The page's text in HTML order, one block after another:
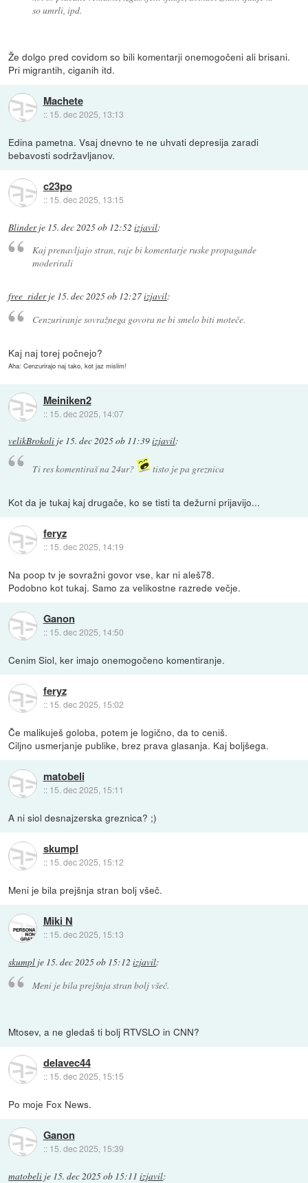
so umrli, ipd.
Že dolgo pred covidom so bili komentarji onemogočeni ali brisani.
Pri migrantih, ciganih itd.
Machete
:: 15. dec 2025, 13:13
Edina pametna. Vsaj dnevno te ne uhvati depresija zaradi
bebavosti sodržavljanov.
c23po
:: 15. dec 2025, 13:15
Blinderje 15. dec 2025 ob 12:52 izjavil:
Kaj prenavljajo stran, raje bi komentarje ruske propagande
moderirali
free_riderje 15. dec 2025 ob 12:27izjavil:
Cenzuriranje sovražnega govora ne bi smelo biti moteče.
Kaj naj torej počnejo?
Aha: Cenzurirajo naj tako, kot jaz mislim!
Meiniken2
:: 15. dec 2025, 14:07
velikBrokoli je 15. dec 2025 ob 11:39izjavil:
Ti res komentiraš na 24ur? tisto je pa greznica
Kot da je tukaj kaj drugače, ko se tisti ta dežurni prijavijo...
feryz
:: 15. dec 2025, 14:19
Na poop tv je sovražni govor vse, kar ni aleš78.
Podobno kot tukaj. Samo za velikostne razrede večje.
Ganon
:: 15. dec 2025, 14:50
Cenim Siol, ker imajo onemogočeno komentiranje.
feryz
:: 15. dec 2025, 15:02
Če malikuješ goloba, potem je logično, da to ceniš.
Ciljno usmerjanje publike, brez prava glasanja. Kaj boljšega.
matobeli
:: 15. dec 2025, 15:11
A ni siol desnajzerska greznica? ;)
skumpl
:: 15. dec 2025, 15:12
Meni je bila prejšnja stran bolj všeč.
Miki N
:: 15. dec 2025, 15:13
skumpl je 15. dec 2025 ob 15:12 izjavil:
Meni je bila prejšnja stran bolj všeč.
Mtosev, a ne gledaš ti bolj RTVSLO in CNN?
delavec44
:: 15. dec 2025, 15:15
Po moje Fox News.
Ganon
:: 15. dec 2025, 15:39
matobeli je 15. dec 2025 ob 15:11 izjavil: